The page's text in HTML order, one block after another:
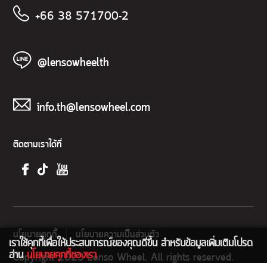
+66 38 571700-2
@lensowheelth
info.th@lensowheel.com
ติดตามเราได้ที่
Copyright 2025 Lenso Wheel. All rights reserved.
นโยบายคุกกี้ นโยบายความเป็นส่วนตัว
เราใช้คุกกี้เพื่อให้ประสบการณ์ของคุณดีขึ้น สำหรับข้อมูลเพิ่มเติมโปรด
อ่านนโยบายคุกกี้ของเรา